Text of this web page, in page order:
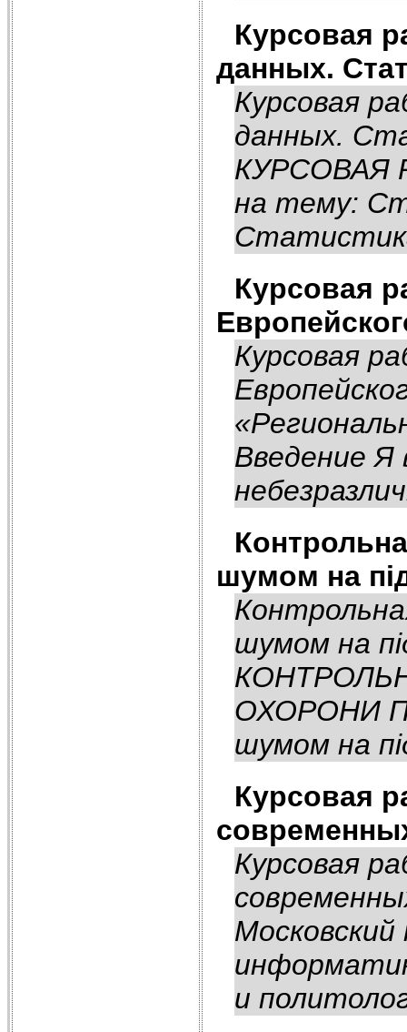
Курсовая
данных.
Курсовая
данных.
КУРСОВАЯ
на тему:
Курсовая
Курсовая
Введение
шумом на
шумом на
ОХОРОНИ
шумом на
Курсовая
Курсовая
и